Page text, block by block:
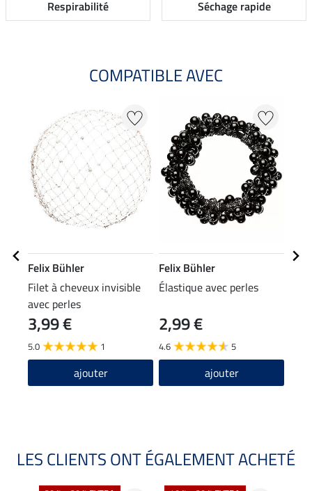
Respirabilité Séchage rapide
COMPATIBLE AVEC
Felix Bühler
Filet à cheveux invisible
avec perles
3,99 €
5.0 1
ajouter
Felix Bühler
Élastique avec perles
2,99 €
4.6 5
ajouter
LES CLIENTS ONT ÉGALEMENT ACHETÉ